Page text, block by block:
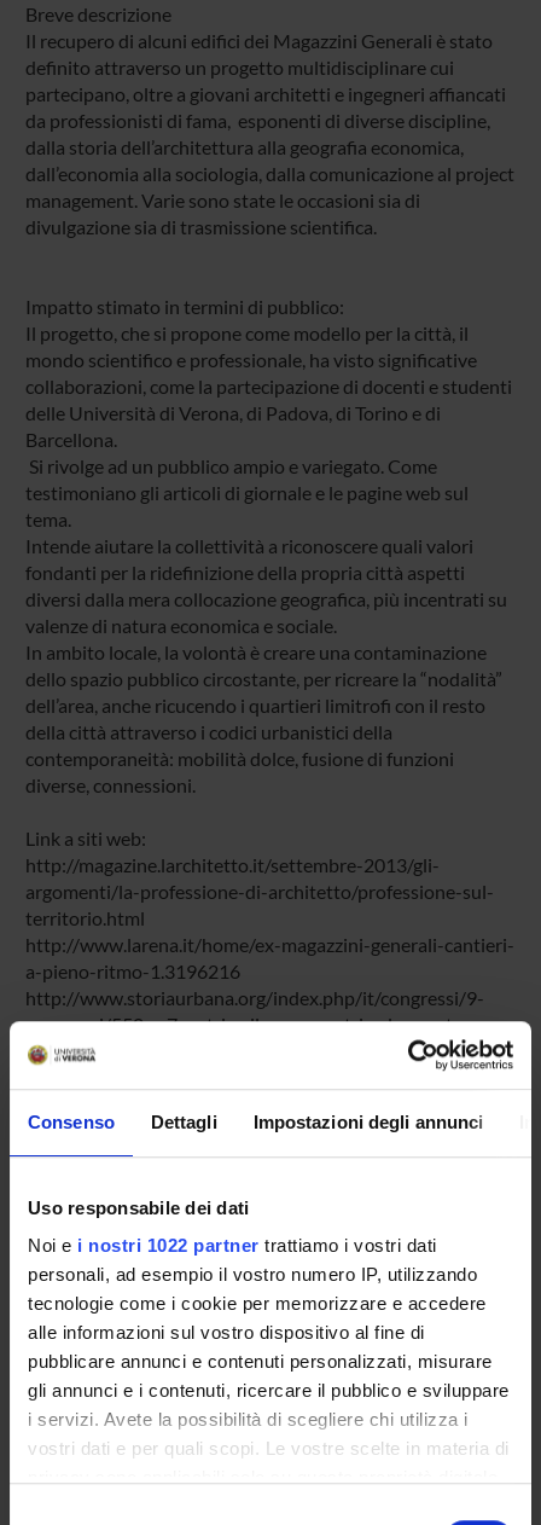
Consenso Dettagli Impostazioni degli annunci
Uso responsabile dei dati
Noi e i nostri 1022 partner trattiamo i vostri dati
personali, ad esempio il vostro numero IP, utilizzando
tecnologie come i cookie per memorizzare e accedere
alle informazioni sul vostro dispositivo al fine di
pubblicare annunci e contenuti personalizzati, misurare
gli annunci e i contenuti, ricercare il pubblico e sviluppare
i servizi. Avete la possibilità di scegliere chi utilizza i
vostri dati e per quali scopi. Le vostre scelte in materia di
Breve descrizione
Il recupero di alcuni edifici dei Magazzini Generali è stato
definito attraverso un progetto multidisciplinare cui
partecipano, oltre a giovani architetti e ingegneri affiancati
da professionisti di fama, esponenti di diverse discipline,
dalla storia dell’architettura alla geografia economica,
dall’economia alla sociologia, dalla comunicazione al project
management. Varie sono state le occasioni sia di
divulgazione sia di trasmissione scientifica.
Impatto stimato in termini di pubblico:
Il progetto, che si propone come modello per la città, il
mondo scientifico e professionale, ha visto significative
collaborazioni, come la partecipazione di docenti e studenti
delle Università di Verona, di Padova, di Torino e di
Barcellona.
Si rivolge ad un pubblico ampio e variegato. Come
testimoniano gli articoli di giornale e le pagine web sul
tema.
Intende aiutare la collettività a riconoscere quali valori
fondanti per la ridefinizione della propria città aspetti
diversi dalla mera collocazione geografica, più incentrati su
valenze di natura economica e sociale.
In ambito locale, la volontà è creare una contaminazione
dello spazio pubblico circostante, per ricreare la “nodalità”
dell’area, anche ricucendo i quartieri limitrofi con il resto
della città attraverso i codici urbanistici della
contemporaneità: mobilità dolce, fusione di funzioni
diverse, connessioni.
Link a siti web:
http://magazine.larchitetto.it/settembre-2013/gli-
argomenti/la-professione-di-architetto/professione-sul-
territorio.html
http://www.larena.it/home/ex-magazzini-generali-cantieri-
a-pieno-ritmo-1.3196216
http://www.storiaurbana.org/index.php/it/congressi/9-
congressi/550-c-7-nutrire-il-corpo-nutrire-la-mente-
della-citta-sviluppo-e-trasformazione-dei-magazzini-e-
http://www.architettiveronaweb.it/tag/magazzini-generali/
http://www.m15verona.it/
SPONSORS:
Ordine Architetti P.P.C. della provincia di Verona
Funds:assigned and managed by the department
PROJECT PARTICIPANTS
Emanuela Bullado